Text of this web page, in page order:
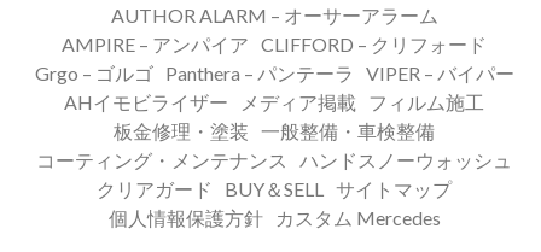
AUTHOR ALARM – オーサーアラーム
AMPIRE – アンパイア CLIFFORD – クリフォード
Grgo – ゴルゴ
Panthera – パンテーラ
VIPER – バイパー
AHイモビライザー
メディア掲載
フィルム施工
板金修理・塗装 一般整備・車検整備
コーティング・メンテナンス
ハンドスノーウォッシュ
クリアガード
BUY＆SELL サイトマップ
個人情報保護方針
カスタム Mercedes